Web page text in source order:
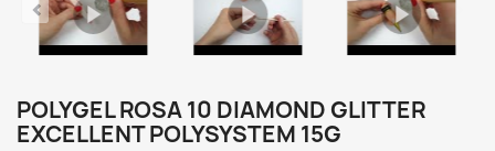
POLYGEL ROSA 10 DIAMOND GLITTER
EXCELLENT POLYSYSTEM 15G